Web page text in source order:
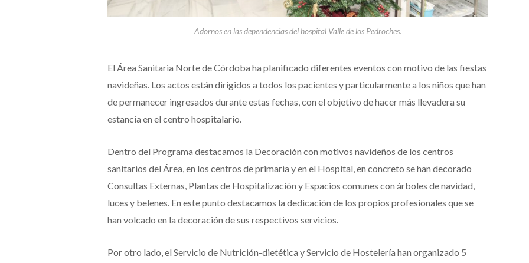
Adornos en las dependencias del hospital Valle de los Pedroches.
El Área Sanitaria Norte de Córdoba ha planificado diferentes eventos con motivo de las fiestas
navideñas. Los actos están dirigidos a todos los pacientes y particularmente a los niños que han
de permanecer ingresados durante estas fechas, con el objetivo de hacer más llevadera su
estancia en el centro hospitalario.
Dentro del Programa destacamos la Decoración con motivos navideños de los centros
sanitarios del Área, en los centros de primaria y en el Hospital, en concreto se han decorado
Consultas Externas, Plantas de Hospitalización y Espacios comunes con árboles de navidad,
luces y belenes. En este punto destacamos la dedicación de los propios profesionales que se
han volcado en la decoración de sus respectivos servicios.
Por otro lado, el Servicio de Nutrición-dietética y Servicio de Hostelería han organizado 5